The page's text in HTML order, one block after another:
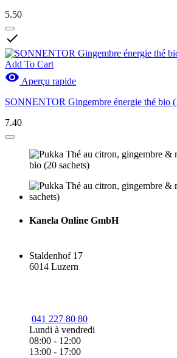
5.50

Add To Cart
 Aperçu rapide
SONNENTOR Gingembre énergie thé bio
7.40
Kanela Online GmbH
Staldenhof 17
6014 Luzern
041 227 80 80
Lundi à vendredi
08:00 - 12:00
13:00 - 17:00